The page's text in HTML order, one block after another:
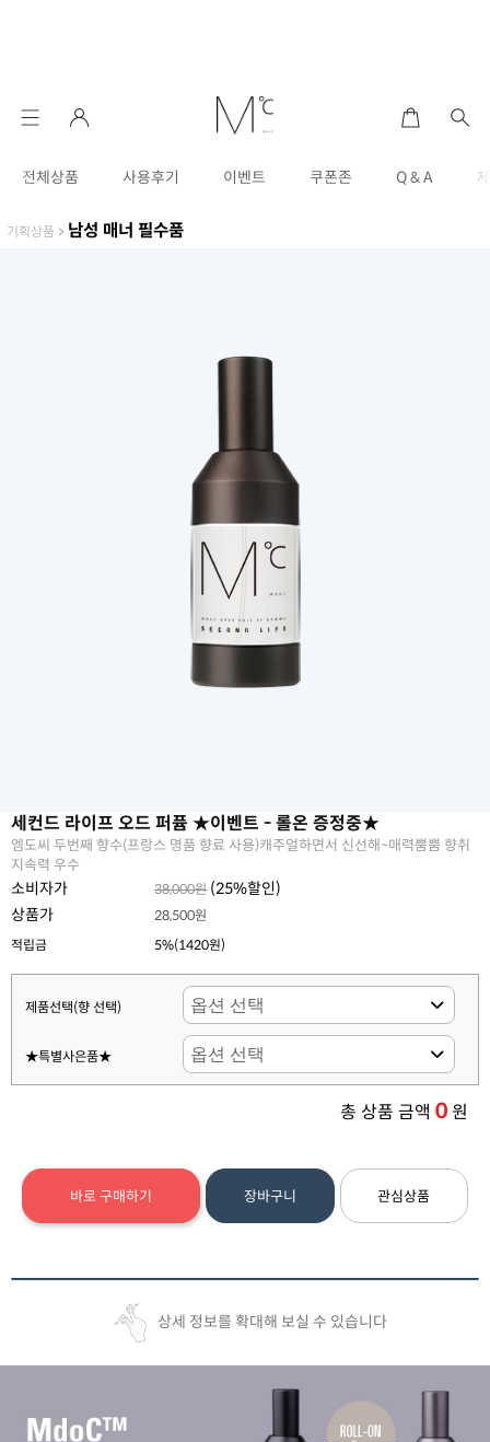
전체상품 사용후기 이벤트 쿠폰존 Q & A
기획상품 > 남성 매너 필수품
세컨드 라이프 오드 퍼퓸 ★이벤트 - 롤온 증정중★
엠도씨 두번째 향수(프랑스 명품 향료 사용)캐주얼하면서 신선해~매력뿜뿜 향취
지속력 우수
소비자가 38,000원 (25%할인)
상품가
28,500원
적립금
5%(1420원)
제품선택(향 선택)
★특별사은품★
총 상품 금액 0원
바로 구매하기 장바구니 관심상품
상세 정보를 확대해 보실 수 있습니다